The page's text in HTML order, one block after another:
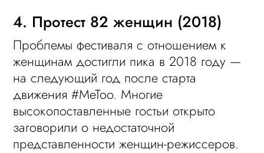
4. Протест 82 женщин (2018)
Проблемы фестиваля с отношением к
женщинам достигли пика в 2018 году —
на следующий год после старта
движения #MeToo. Многие
высокопоставленные гостьи открыто
заговорили о недостаточной
представленности женщин-режиссеров.